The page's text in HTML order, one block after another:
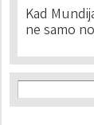
Kad
ne samo
Search
Search